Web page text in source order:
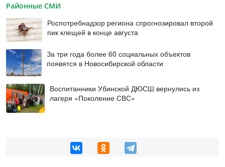
Районные СМИ
Роспотребнадзор региона спрогнозировал второй
пик клещей в конце августа
За три года более 60 социальных объектов
появятся в Новосибирской области
Воспитанники Убинской ДЮСШ вернулись из
лагеря «Поколение СВС»